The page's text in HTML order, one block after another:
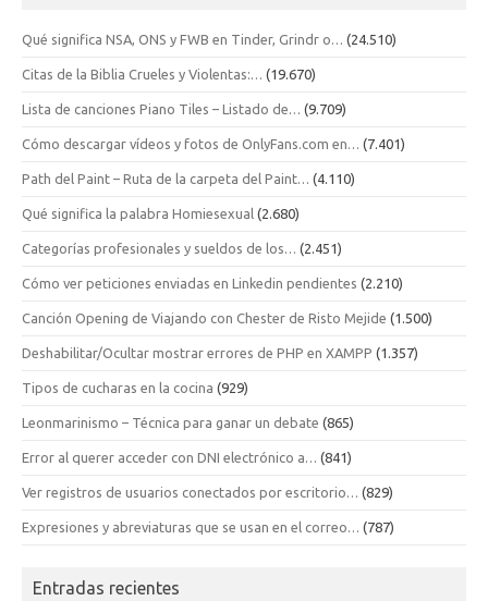
Qué significa NSA, ONS y FWB en Tinder, Grindr o… (24.510)
Citas de la Biblia Crueles y Violentas:… (19.670)
Lista de canciones Piano Tiles – Listado de… (9.709)
Cómo descargar vídeos y fotos de OnlyFans.com en… (7.401)
Path del Paint – Ruta de la carpeta del Paint… (4.110)
Qué significa la palabra Homiesexual (2.680)
Categorías profesionales y sueldos de los… (2.451)
Cómo ver peticiones enviadas en Linkedin pendientes (2.210)
Canción Opening de Viajando con Chester de Risto Mejide (1.500)
Deshabilitar/Ocultar mostrar errores de PHP en XAMPP (1.357)
Tipos de cucharas en la cocina (929)
Leonmarinismo – Técnica para ganar un debate (865)
Error al querer acceder con DNI electrónico a… (841)
Ver registros de usuarios conectados por escritorio… (829)
Expresiones y abreviaturas que se usan en el correo… (787)
Entradas recientes